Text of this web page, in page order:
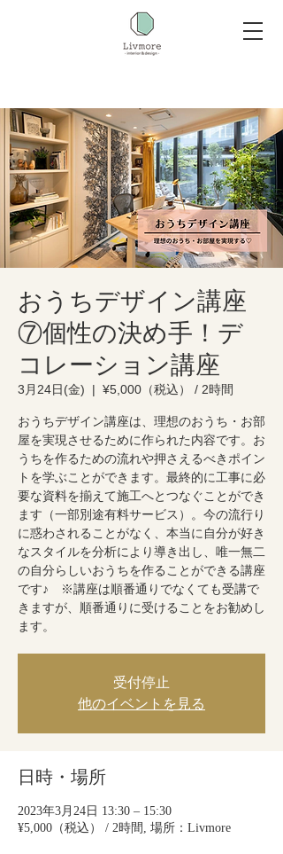
おうちデザイン講座
⑦個性の決め手！デ
コレーション講座
3月24日(金)
  |
¥5,000（税込） / 2時間
おうちデザイン講座は、理想のおうち・お部
屋を実現させるために作られた内容です。お
うちを作るための流れや押さえるべきポイン
トを学ぶことができます。最終的に工事に必
要な資料を揃えて施工へとつなぐことができ
ます（一部別途有料サービス）。今の流行り
に惑わされることがなく、本当に自分が好き
なスタイルを分析により導き出し、唯一無二
の自分らしいおうちを作ることができる講座
です♪ ※講座は順番通りでなくても受講で
きますが、順番通りに受けることをお勧めし
ます。
受付停止
他のイベントを見る
日時・場所
2023年3月24日 13:30 – 15:30
¥5,000（税込） / 2時間, 場所：Livmore